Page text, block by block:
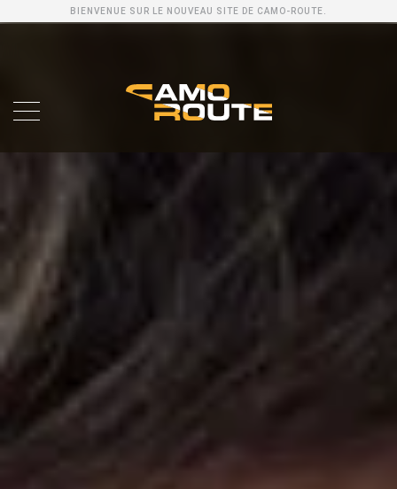
BIENVENUE SUR LE NOUVEAU SITE DE CAMO-ROUTE.